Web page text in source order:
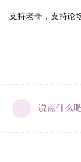
支持老哥，支持论
说点什么